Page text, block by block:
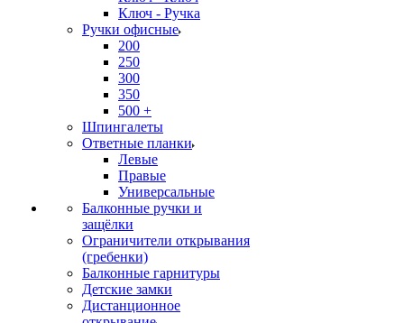
Ключ - Ручка
Ручки офисные
200
250
300
350
500 +
Шпингалеты
Ответные планки
Левые
Правые
Универсальные
Балконные ручки и
защёлки
Ограничители открывания
(гребенки)
Балконные гарнитуры
Детские замки
Дистанционное